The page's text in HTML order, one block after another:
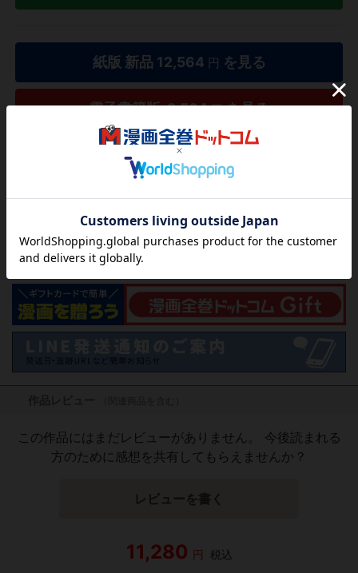
紙版 新品 12,564 円 を見る
電子書籍版9,504 円 を見る
1巻単位からご購入いただけます
タダ読み
欲しいリストに追加する
気になる商品を登録
この作品にはまだレビューがありません。 今後読まれる
方のために感想を共有してもらえませんか？
レビューを書く
11,280 円 税込